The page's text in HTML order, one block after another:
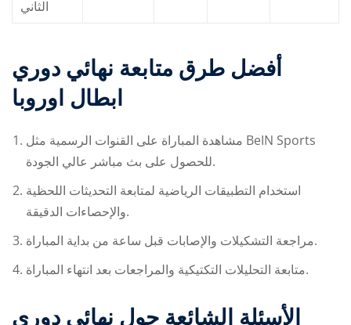
الثاني
أفضل طرق متابعة نهائي دوري
ابطال اوروبا
مشاهدة المباراة على القنوات الرسمية مثل BeIN Sports
للحصول على بث مباشر عالي الجودة.
استخدام التطبيقات الرياضية لمتابعة التحديثات اللحظية
والإحصاءات الدقيقة.
مراجعة التشكيلات والإصابات قبل ساعة من بداية المباراة.
متابعة التحليلات التكتيكية والمراجعات بعد انتهاء المباراة.
الأسئلة الشائعة حول نهائي دوري